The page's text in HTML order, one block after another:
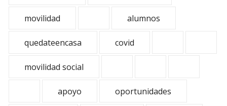
movilidad alumnos
quedateencasa covid
movilidad social
apoyo oportunidades